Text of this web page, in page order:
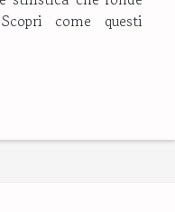
come questi